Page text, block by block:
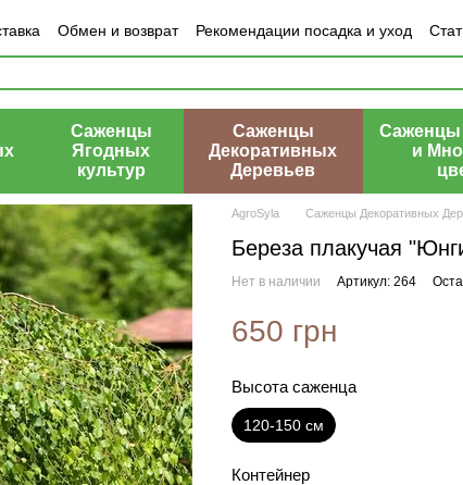
Обмен и возврат Рекомендации посадка и уход
Саженцы
Ягодных
культур
Саженцы
Декоративных
Деревьев
Саженцы
и
AgroSyla Саженцы Декоративных
Береза плакучая
Нет в наличии Артикул: 264
650 грн
Высота саженца
120-150 см
Контейнер